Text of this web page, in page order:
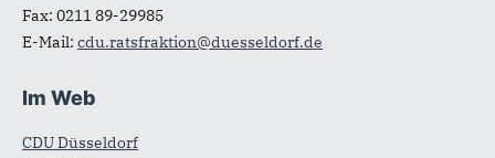
Fax: 0211 89-29985
E-Mail: cdu.ratsfraktion@duesseldorf.de
Im Web
CDU Düsseldorf